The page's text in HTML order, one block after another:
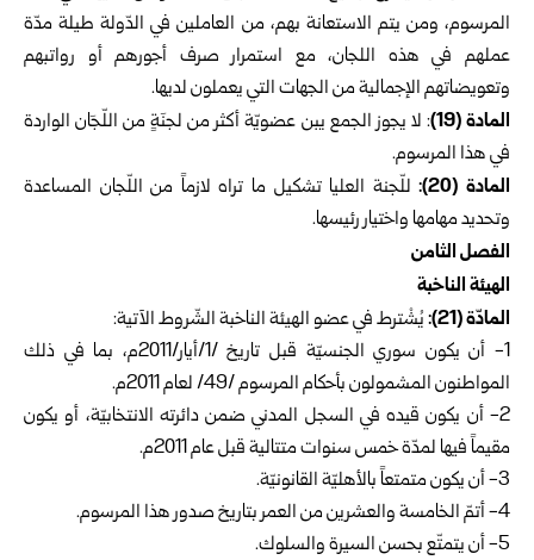
المرسوم، ومن يتم الاستعانة بهم، من العاملين في الدّولة طيلة مدّة
عملهم في هذه اللجان، مع استمرار صرف أجورهم أو رواتبهم
وتعويضاتهم الإجمالية من الجهات التي يعملون لديها.
المادة (19)
: لا يجوز الجمع يبن عضويّة أكثر من لجنَةٍ من اللّجَان الواردة
في هذا المرسوم.
المادة (20):
للّجنة العليا تشكيل ما تراه لازماً من اللّجان المساعدة
وتحديد مهامها واختيار رئيسها.
الفصل الثامن
الهيئة الناخبة
المادّة (21):
يُشْترط في عضو الهيئة الناخبة الشّروط الآتية:
1-‏ أن يكون سوري الجنسيّة قبل تاريخ /1/أيار/2011م،‏ بما في ذلك
المواطنون المشمولون بأحكام المرسوم /49/ لعام 2011م.
2- أن يكون قيده في السجل المدني ضمن دائرته الانتخابيّة، أو يكون
مقيماً فيها لمدّة خمس سنوات متتالية قبل عام 2011م.‏
3- أن يكون متمتعاً بالأهليّة القانونيّة.
4- أتمّ الخامسة والعشرين من العمر بتاريخ صدور هذا المرسوم.
5- أن يتمتّع بحسن السيرة والسلوك.